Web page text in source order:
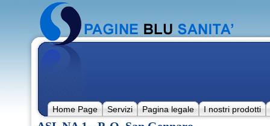
Home Page Servizi Pagina legale I nostri prodotti